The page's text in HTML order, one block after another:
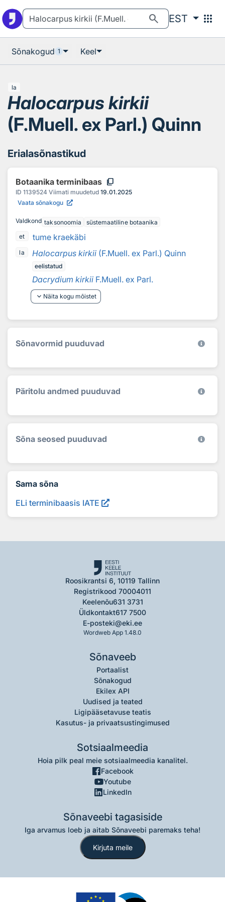
search EST apps
Sõnakogud 1 Keel
la
Halocarpus kirkii
(F.Muell. ex Parl.) Quinn
Erialasõnastikud
Botaanika terminibaas content_copy
ID 1139524 Viimati muudetud 19.01.2025
Vaata sõnakogu
Valdkond taksonoomia
süstemaatiline botaanika
et
tume kraekäbi
la Halocarpus kirkii (F.Muell. ex Parl.) Quinn
eelistatud
Dacrydium kirkii F.Muell. ex Parl.
keyboard_arrow_down Näita kogu mõistet
Sõnavormid puuduvad
Päritolu andmed puuduvad
Sõna seosed puuduvad
Sama sõna
ELi terminibaasis IATE
Roosikrantsi 6, 10119 Tallinn
Registrikood 70004011
Keelenõu631 3731
Üldkontakt617 7500
E-posteki@eki.ee
Wordweb App 1.48.0
Sõnaveeb
Portaalist
Sõnakogud
Ekilex API
Uudised ja teated
Ligipääsetavuse teatis
Kasutus- ja privaatsustingimused
Sotsiaalmeedia
Hoia pilk peal meie sotsiaalmeedia kanalitel.
Facebook
Youtube
LinkedIn
Sõnaveebi tagasiside
Iga arvamus loeb ja aitab Sõnaveebi paremaks teha!
Kirjuta meile